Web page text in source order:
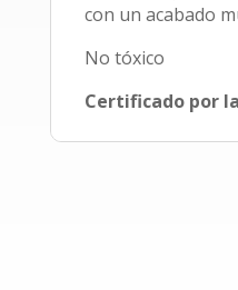
con un acabado
No tóxico
Certificado por la